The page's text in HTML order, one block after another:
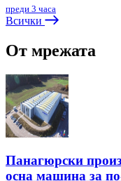
преди 3 часа
Всички
От мрежата
Панагюрски
осна машина за